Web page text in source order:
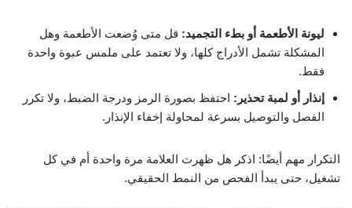
ليونة الأطعمة أو بطء التجميد: قل متى وُضعت الأطعمة وهل
المشكلة تشمل الأدراج كلها، ولا تعتمد على ملمس عبوة واحدة
فقط.
إنذار أو لمبة تحذير: احتفظ بصورة الرمز ودرجة الضبط، ولا تكرر
الفصل والتوصيل بسرعة لمحاولة إخفاء الإنذار.
التكرار مهم أيضًا: اذكر هل ظهرت العلامة مرة واحدة أم في كل
تشغيل، حتى يبدأ الفحص من النمط الحقيقي.